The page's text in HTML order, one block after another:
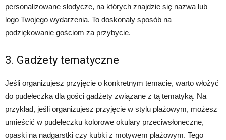
personalizowane słodycze, na których znajdzie się nazwa lub
logo Twojego wydarzenia. To doskonały sposób na
podziękowanie gościom za przybycie.
3. Gadżety tematyczne
Jeśli organizujesz przyjęcie o konkretnym temacie, warto włożyć
do pudełeczka dla gości gadżety związane z tą tematyką. Na
przykład, jeśli organizujesz przyjęcie w stylu plażowym, możesz
umieścić w pudełeczku kolorowe okulary przeciwsłoneczne,
opaski na nadgarstki czy kubki z motywem plażowym. Tego